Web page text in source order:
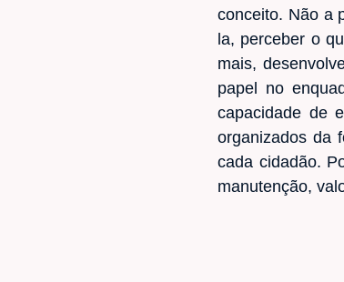
conceito. Não a
la, perceber o
mais,
papel no
capacidade de
organizados da
cada cidadão.
manutenção,